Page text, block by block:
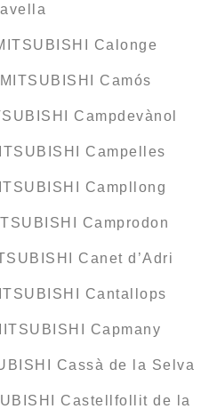
Calonge
Camós
Campdevànol
Campelles
Campllong
Camprodon
Canet d’Adri
Cantallops
Capmany
Cassà de la Selva
Castellfollit de la